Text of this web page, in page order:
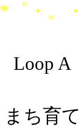
゜・。
Loop
まち育